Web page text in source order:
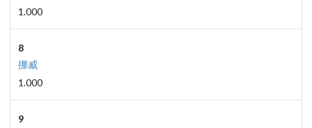
1.000
8
挪威
1.000
9